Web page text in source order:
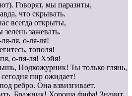
Говорят, мы паразиты,
что скрывать.
всегда открыты,
зелень зажевать.
ля, о-ля-ля!
тополя!
о-пя-ля! Хэйя!
Подкожурник! Ты только глянь,
сегодня пир ожидает!
ребро. Она взвизгивает.